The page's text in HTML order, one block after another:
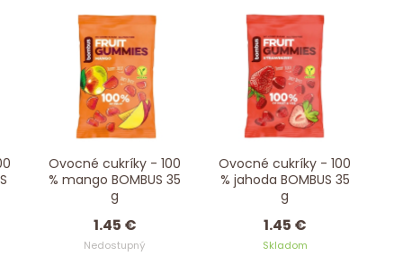
Ovocné cukríky - 100
% mango BOMBUS 35
g
1.45 €
Nedostupný
Ovocné cukríky - 100
% jahoda BOMBUS 35
g
1.45 €
Skladom